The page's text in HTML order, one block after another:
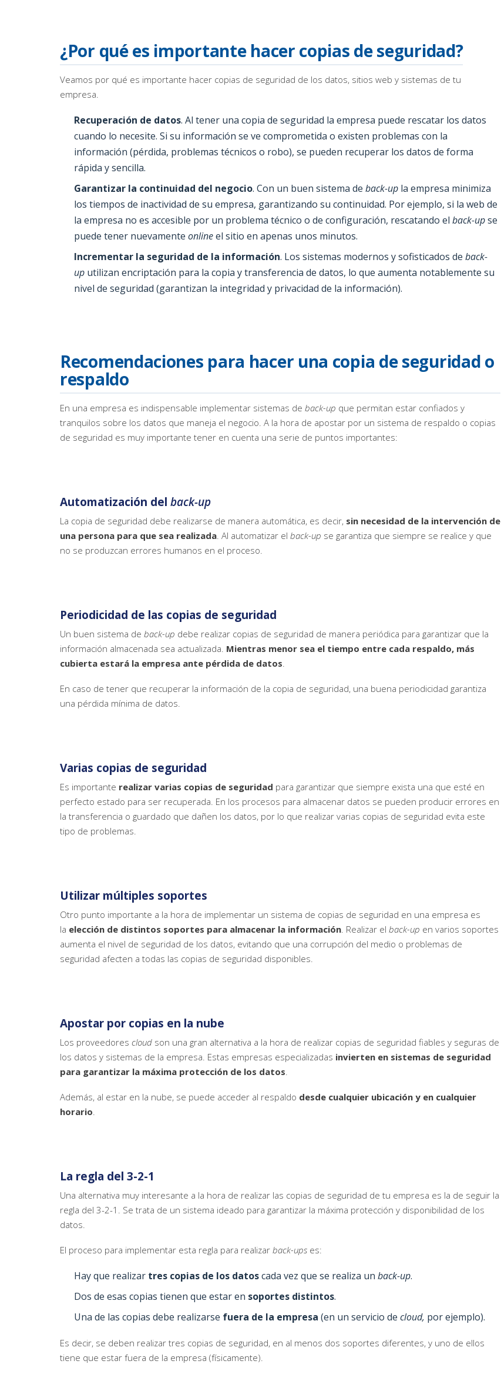
¿Por qué es importante hacer copias de seguridad?
Veamos por qué es importante hacer copias de seguridad de los datos, sitios web y sistemas de tu
empresa.
Recuperación de datos. Al tener una copia de seguridad la empresa puede rescatar los datos
cuando lo necesite. Si su información se ve comprometida o existen problemas con la
información (pérdida, problemas técnicos o robo), se pueden recuperar los datos de forma
rápida y sencilla.
Garantizar la continuidad del negocio. Con un buen sistema de back-up la empresa minimiza
los tiempos de inactividad de su empresa, garantizando su continuidad. Por ejemplo, si la web de
la empresa no es accesible por un problema técnico o de configuración, rescatando el back-upse
puede tener nuevamente onlineel sitio en apenas unos minutos.
Incrementar la seguridad de la información. Los sistemas modernos y sofisticados de back-
up utilizan encriptación para la copia y transferencia de datos, lo que aumenta notablemente su
nivel de seguridad (garantizan la integridad y privacidad de la información).
Recomendaciones para hacer una copia de seguridad o
respaldo
En una empresa es indispensable implementar sistemas de back-up que permitan estar confiados y
tranquilos sobre los datos que maneja el negocio. A la hora de apostar por un sistema de respaldo o copias
de seguridad es muy importante tener en cuenta una serie de puntos importantes:
Automatización del back-up
La copia de seguridad debe realizarse de manera automática, es decir, sin necesidad de la intervención de
una persona para que sea realizada. Al automatizar el back-up se garantiza que siempre se realice y que
no se produzcan errores humanos en el proceso.
Periodicidad de las copias de seguridad
Un buen sistema de back-up debe realizar copias de seguridad de manera periódica para garantizar que la
información almacenada sea actualizada. Mientras menor sea el tiempo entre cada respaldo, más
cubierta estará la empresa ante pérdida de datos.
En caso de tener que recuperar la información de la copia de seguridad, una buena periodicidad garantiza
una pérdida mínima de datos.
Varias copias de seguridad
Es importante realizar varias copias de seguridad para garantizar que siempre exista una que esté en
perfecto estado para ser recuperada. En los procesos para almacenar datos se pueden producir errores en
la transferencia o guardado que dañen los datos, por lo que realizar varias copias de seguridad evita este
tipo de problemas.
Utilizar múltiples soportes
Otro punto importante a la hora de implementar un sistema de copias de seguridad en una empresa es
la elección de distintos soportes para almacenar la información. Realizar el back-up en varios soportes
aumenta el nivel de seguridad de los datos, evitando que una corrupción del medio o problemas de
seguridad afecten a todas las copias de seguridad disponibles.
Apostar por copias en la nube
Los proveedores cloud son una gran alternativa a la hora de realizar copias de seguridad fiables y seguras de
los datos y sistemas de la empresa. Estas empresas especializadas invierten en sistemas de seguridad
para garantizar la máxima protección de los datos.
Además, al estar en la nube, se puede acceder al respaldo desde cualquier ubicación y en cualquier
horario.
La regla del 3-2-1
Una alternativa muy interesante a la hora de realizar las copias de seguridad de tu empresa es la de seguir la
regla del 3-2-1. Se trata de un sistema ideado para garantizar la máxima protección y disponibilidad de los
datos.
El proceso para implementar esta regla para realizar back-ups es:
Hay que realizar tres copias de los datoscada vez que se realiza un back-up.
Dos de esas copias tienen que estar en soportes distintos.
Una de las copias debe realizarse fuera de la empresa (en un servicio de cloud, por ejemplo).
Es decir, se deben realizar tres copias de seguridad, en al menos dos soportes diferentes, y uno de ellos
tiene que estar fuera de la empresa (físicamente).